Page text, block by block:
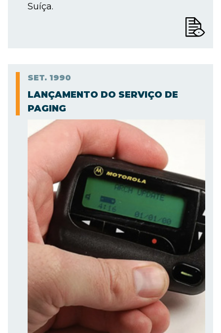
Suíça.
SET. 1990
LANÇAMENTO DO SERVIÇO DE
PAGING